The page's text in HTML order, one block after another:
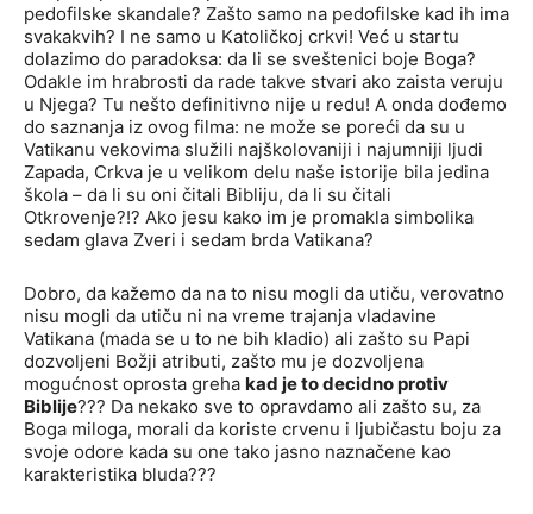
pedofilske skandale? Zašto samo na pedofilske kad ih ima
svakakvih? I ne samo u Katoličkoj crkvi! Već u startu
dolazimo do paradoksa: da li se sveštenici boje Boga?
Odakle im hrabrosti da rade takve stvari ako zaista veruju
u Njega? Tu nešto definitivno nije u redu! A onda dođemo
do saznanja iz ovog filma: ne može se poreći da su u
Vatikanu vekovima služili najškolovaniji i najumniji ljudi
Zapada, Crkva je u velikom delu naše istorije bila jedina
škola – da li su oni čitali Bibliju, da li su čitali
Otkrovenje?!? Ako jesu kako im je promakla simbolika
sedam glava Zveri i sedam brda Vatikana?
Dobro, da kažemo da na to nisu mogli da utiču, verovatno
nisu mogli da utiču ni na vreme trajanja vladavine
Vatikana (mada se u to ne bih kladio) ali zašto su Papi
dozvoljeni Božji atributi, zašto mu je dozvoljena
mogućnost oprosta greha kad je to decidno protiv
Biblije??? Da nekako sve to opravdamo ali zašto su, za
Boga miloga, morali da koriste crvenu i ljubičastu boju za
svoje odore kada su one tako jasno naznačene kao
karakteristika bluda???